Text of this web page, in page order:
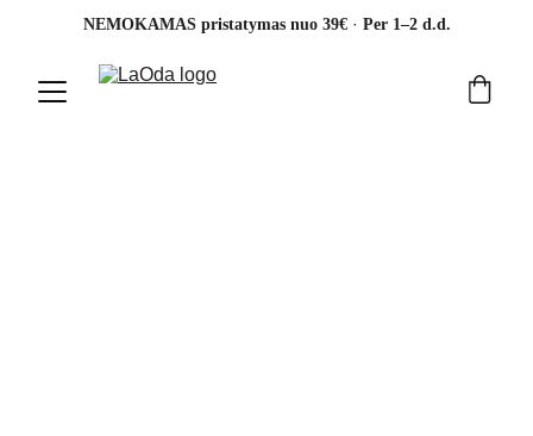
NEMOKAMAS pristatymas nuo 39€ · Per 1–2 d.d.